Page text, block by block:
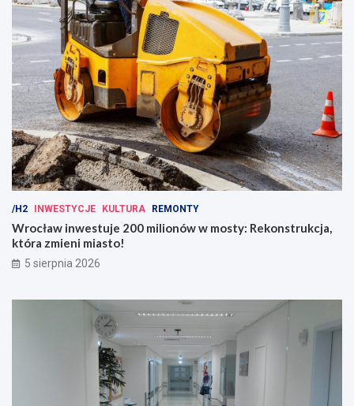
/H2 INWESTYCJE KULTURA REMONTY
Wrocław inwestuje 200 milionów w mosty: Rekonstrukcja,
która zmieni miasto!
5 sierpnia 2026